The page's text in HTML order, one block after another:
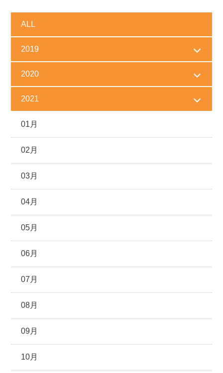
ALL
2019
2020
2021
01月
02月
03月
04月
05月
06月
07月
08月
09月
10月